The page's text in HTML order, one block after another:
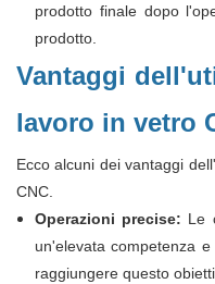
prodotto finale dopo
prodotto.
Vantaggi
lavoro in vetro
Ecco alcuni dei vantaggi
CNC.
Operazioni precise: Le
un'elevata competenza
raggiungere questo